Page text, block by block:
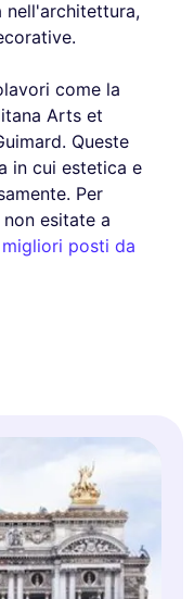
nell'architettura,
come la
Arts et
Queste
in cui estetica e
Per
esitate a
migliori posti da